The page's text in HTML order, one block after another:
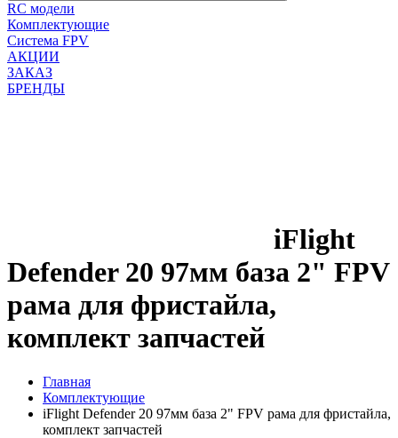
RC модели
Комплектующие
Система FPV
АКЦИИ
ЗАКАЗ
БРЕНДЫ
iFlight
Defender 20 97мм база 2" FPV
рама для фристайла,
комплект запчастей
Главная
Комплектующие
iFlight Defender 20 97мм база 2" FPV рама для фристайла,
комплект запчастей